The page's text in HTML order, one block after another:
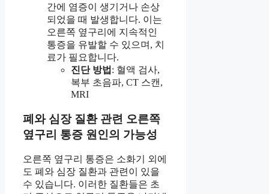
간에 염증이 생기거나 손상
되었을 때 발생합니다. 이는
오른쪽 옆구리에 지속적인
통증을 유발할 수 있으며, 치
료가 필요합니다.
진단 방법 : 혈액 검사,
복부 초음파, CT 스캔,
MRI
폐와 심장 질환 관련 오른쪽
옆구리 통증 원인의 가능성
오른쪽 옆구리 통증은 소화기 외에
도 폐와 심장 질환과 관련이 있을
수 있습니다. 이러한 질환들은 초